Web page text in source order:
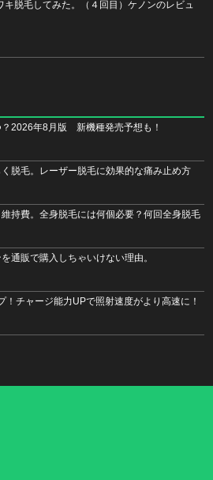
キ脱毛してみた。（４回目）ケノンのレビュ
2026年8月版 新機種発売予想も！
脱毛。レーザー脱毛に効果的な痛み止め方
持費。全身脱毛には何個必要？何回全身脱毛
通販で購入しちゃいけない理由。
チャージ能力UPで照射速度がより高速に！